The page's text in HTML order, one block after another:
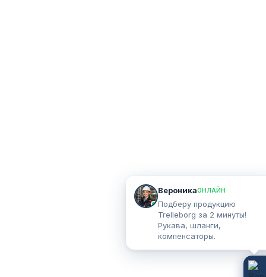
ВероникаОНЛАЙН
Подберу продукцию
Trelleborg за 2 минуты!
Рукава, шланги,
компенсаторы.